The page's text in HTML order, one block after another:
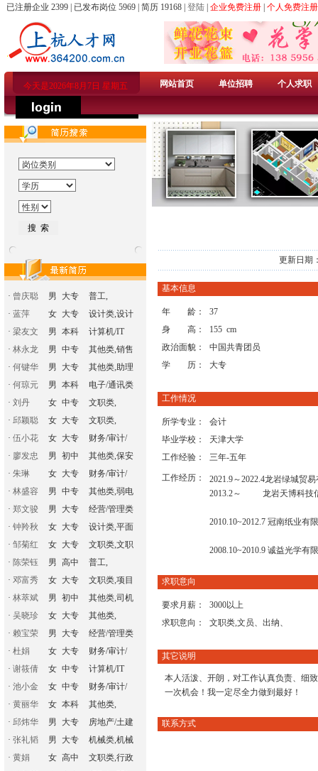
已注册企业 2399 | 已发布岗位 5969 | 简历 19168 | 登陆 企业免费注册 个人免费注册
今天是2026年8月7日 星期五 网站首页 单位招聘 个人求职
· 曾庆聪 男 大专
普工,
· 蓝萍 女 大专
设计类,设计
· 梁友文 男 本科
计算机/IT
· 林永龙 男 中专
其他类,销售
· 何键华 男 大专
其他类,助理
· 何琼元 男 本科
电子/通讯类
· 刘丹 女 中专
文职类,
· 邱颖聪 女 大专
文职类,
· 伍小花 女 大专
财务/审计/
· 廖发忠 男 初中
其他类,保安
· 朱琳 女 大专
财务/审计/
· 林盛容 男 中专
其他类,弱电
· 郑文骏 男 大专
经营/管理类
· 钟羚秋 女 大专
设计类,平面
· 邹菊红 女 大专
文职类,文职
· 陈荣钰 男 高中
普工,
· 邓富秀 女 大专
文职类,项目
· 林萃斌 男 初中
其他类,司机
· 吴晓珍 女 大专
其他类,
· 赖宝荣 男 大专
经营/管理类
· 杜娟 女 大专
财务/审计/
· 谢筱倩 女 中专
计算机/IT
· 池小金 女 中专
财务/审计/
· 黄丽华 女 本科
其他类,
· 邱炜华 男 大专
房地产/土建
· 张礼韬 男 大专
机械类,机械
· 黄娟 女 高中
文职类,行政
更新日
基本信息
年 龄：
37
身 高：
155 cm
政治面貌：
中国共青团员
学 历：
大专
工作情况
所学专业：
会计
毕业学校：
天津大学
工作经验：
三年-五年
工作经历：
2021.9～2022.4龙岩绿城
2013.2～ 龙岩天博科技
2010.10~2012.7 冠南纸业有
2008.10~2010.9 诚益光学有
求职意向
要求月薪：
3000以上
求职意向：
文职类,文员、出纳、
其它说明
本人活泼、开朗，对工作认真负责、细
一次机会！我一定尽全力做到最好！
联系方式